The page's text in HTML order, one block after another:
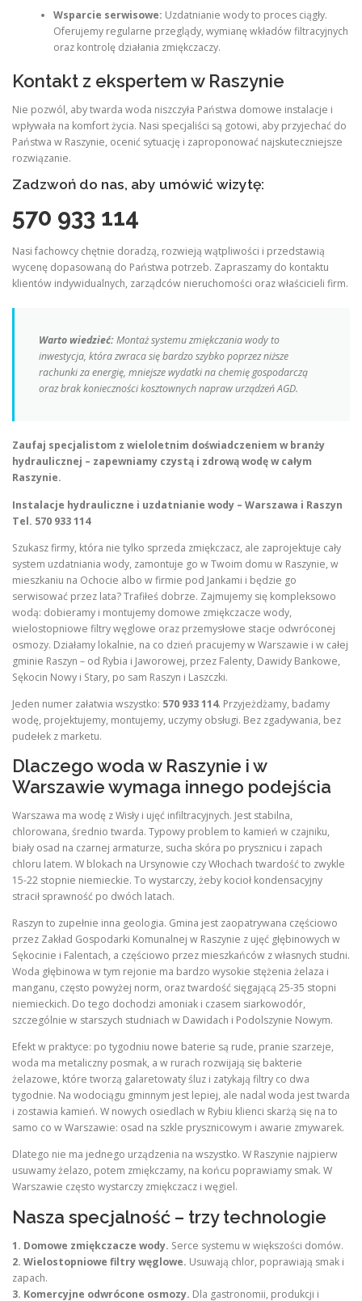
Wsparcie serwisowe: Uzdatnianie wody to proces ciągły.
Oferujemy regularne przeglądy, wymianę wkładów filtracyjnych
oraz kontrolę działania zmiękczaczy.
Kontakt z ekspertem w Raszynie
Nie pozwól, aby twarda woda niszczyła Państwa domowe instalacje i
wpływała na komfort życia. Nasi specjaliści są gotowi, aby przyjechać do
Państwa w Raszynie, ocenić sytuację i zaproponować najskuteczniejsze
rozwiązanie.
Zadzwoń do nas, aby umówić wizytę:
570 933 114
Nasi fachowcy chętnie doradzą, rozwieją wątpliwości i przedstawią
wycenę dopasowaną do Państwa potrzeb. Zapraszamy do kontaktu
klientów indywidualnych, zarządców nieruchomości oraz właścicieli firm.
Warto wiedzieć:Montaż systemu zmiękczania wody to
inwestycja, która zwraca się bardzo szybko poprzez niższe
rachunki za energię, mniejsze wydatki na chemię gospodarczą
oraz brak konieczności kosztownych napraw urządzeń AGD.
Zaufaj specjalistom z wieloletnim doświadczeniem w branży
hydraulicznej – zapewniamy czystą i zdrową wodę w całym
Raszynie.
Instalacje hydrauliczne i uzdatnianie wody – Warszawa i Raszyn
Tel. 570 933 114
Szukasz firmy, która nie tylko sprzeda zmiękczacz, ale zaprojektuje cały
system uzdatniania wody, zamontuje go w Twoim domu w Raszynie, w
mieszkaniu na Ochocie albo w firmie pod Jankami i będzie go
serwisować przez lata? Trafiłeś dobrze. Zajmujemy się kompleksowo
wodą: dobieramy i montujemy domowe zmiękczacze wody,
wielostopniowe filtry węglowe oraz przemysłowe stacje odwróconej
osmozy. Działamy lokalnie, na co dzień pracujemy w Warszawie i w całej
gminie Raszyn – od Rybia i Jaworowej, przez Falenty, Dawidy Bankowe,
Sękocin Nowy i Stary, po sam Raszyn i Laszczki.
Jeden numer załatwia wszystko: 570 933 114. Przyjeżdżamy, badamy
wodę, projektujemy, montujemy, uczymy obsługi. Bez zgadywania, bez
pudełek z marketu.
Dlaczego woda w Raszynie i w
Warszawie wymaga innego podejścia
Warszawa ma wodę z Wisły i ujęć infiltracyjnych. Jest stabilna,
chlorowana, średnio twarda. Typowy problem to kamień w czajniku,
biały osad na czarnej armaturze, sucha skóra po prysznicu i zapach
chloru latem. W blokach na Ursynowie czy Włochach twardość to zwykle
15-22 stopnie niemieckie. To wystarczy, żeby kocioł kondensacyjny
stracił sprawność po dwóch latach.
Raszyn to zupełnie inna geologia. Gmina jest zaopatrywana częściowo
przez Zakład Gospodarki Komunalnej w Raszynie z ujęć głębinowych w
Sękocinie i Falentach, a częściowo przez mieszkańców z własnych studni.
Woda głębinowa w tym rejonie ma bardzo wysokie stężenia żelaza i
manganu, często powyżej norm, oraz twardość sięgającą 25-35 stopni
niemieckich. Do tego dochodzi amoniak i czasem siarkowodór,
szczególnie w starszych studniach w Dawidach i Podolszynie Nowym.
Efekt w praktyce: po tygodniu nowe baterie są rude, pranie szarzeje,
woda ma metaliczny posmak, a w rurach rozwijają się bakterie
żelazowe, które tworzą galaretowaty śluz i zatykają filtry co dwa
tygodnie. Na wodociągu gminnym jest lepiej, ale nadal woda jest twarda
i zostawia kamień. W nowych osiedlach w Rybiu klienci skarżą się na to
samo co w Warszawie: osad na szkle prysznicowym i awarie zmywarek.
Dlatego nie ma jednego urządzenia na wszystko. W Raszynie najpierw
usuwamy żelazo, potem zmiękczamy, na końcu poprawiamy smak. W
Warszawie często wystarczy zmiękczacz i węgiel.
Nasza specjalność – trzy technologie
1. Domowe zmiękczacze wody. Serce systemu w większości domów.
2. Wielostopniowe filtry węglowe. Usuwają chlor, poprawiają smak i
zapach.
3. Komercyjne odwrócone osmozy. Dla gastronomii, produkcji i